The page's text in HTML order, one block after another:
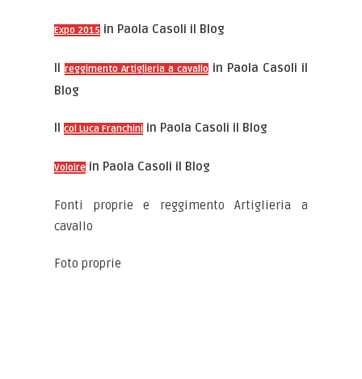
Expo 2015 in Paola Casoli il Blog
Ilreggimento Artiglieria a cavallo in Paola Casoli il
Blog
Ilcol Luca Franchini in Paola Casoli il Blog
Voloire in Paola Casoli il Blog
Fonti proprie e reggimento Artiglieria a
cavallo
Foto proprie